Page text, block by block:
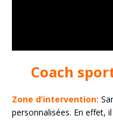
Coach
Zone d’intervention:
personnalisées. En effet,